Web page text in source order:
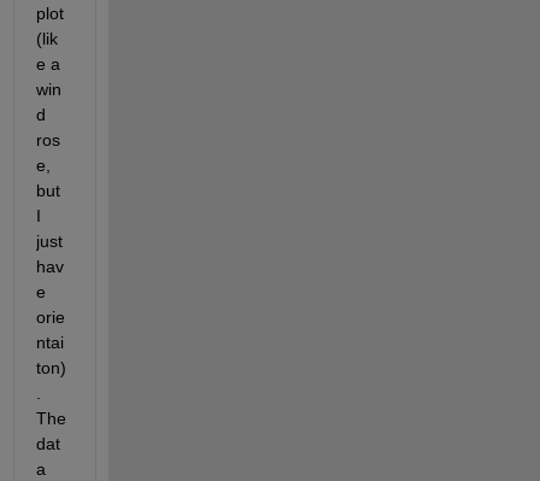
plot
(lik
e a
win
d
ros
e,
but
I
just
hav
e
orie
ntai
ton)
The
dat
a